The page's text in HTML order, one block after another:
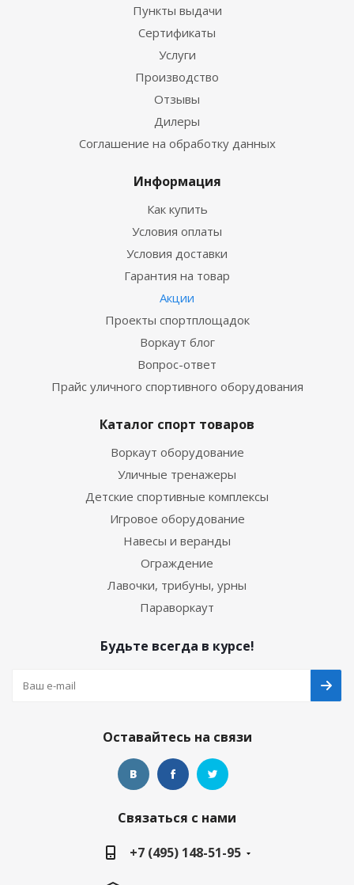
Пункты выдачи
Сертификаты
Услуги
Производство
Отзывы
Дилеры
Соглашение на обработку данных
Информация
Как купить
Условия оплаты
Условия доставки
Гарантия на товар
Акции
Проекты спортплощадок
Воркаут блог
Вопрос-ответ
Прайс уличного спортивного оборудования
Каталог спорт товаров
Воркаут оборудование
Уличные тренажеры
Детские спортивные комплексы
Игровое оборудование
Навесы и веранды
Ограждение
Лавочки, трибуны, урны
Параворкаут
Будьте всегда в курсе!
Оставайтесь на связи
Связаться с нами
+7 (495) 148-51-95